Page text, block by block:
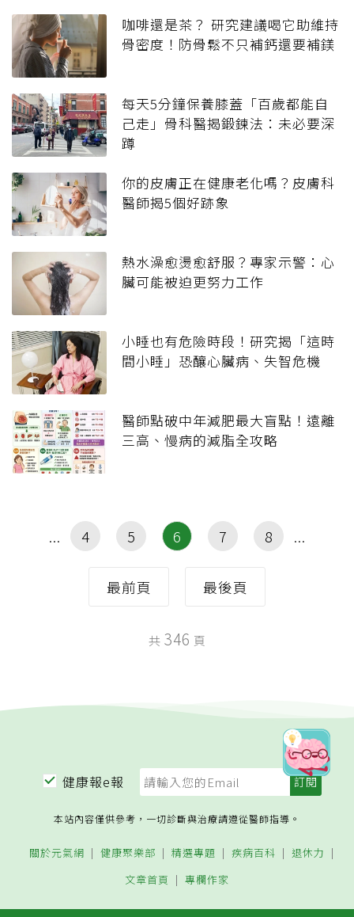
咖啡還是茶？ 研究建議喝它助維持
骨密度！防骨鬆不只補鈣還要補鎂
每天5分鐘保養膝蓋「百歲都能自
己走」骨科醫揭鍛鍊法：未必要深
蹲
你的皮膚正在健康老化嗎？皮膚科
醫師揭5個好跡象
熱水澡愈燙愈舒服？專家示警：心
臟可能被迫更努力工作
小睡也有危險時段！研究揭「這時
間小睡」恐釀心臟病、失智危機
醫師點破中年減肥最大盲點！遠離
三高、慢病的減脂全攻略
最前頁
4 5 6 7 8
最後頁
共 346 頁
健康報e報
本站內容僅供參考，一切診斷與治療請遵從醫師指導。
關於元氣網 健康聚樂部 精選專題 疾病百科
退休力
文章首頁
專欄作家